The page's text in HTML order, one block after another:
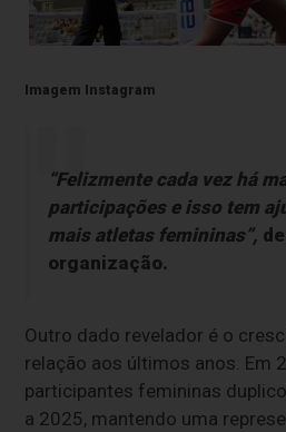
Imagem Instagram
“Felizmente cada vez há
participações e isso tem
mais atletas femininas”,
organização.
Outro dado revelador é o
relação aos últimos anos. Em
participantes femininas
a 2025, mantendo uma